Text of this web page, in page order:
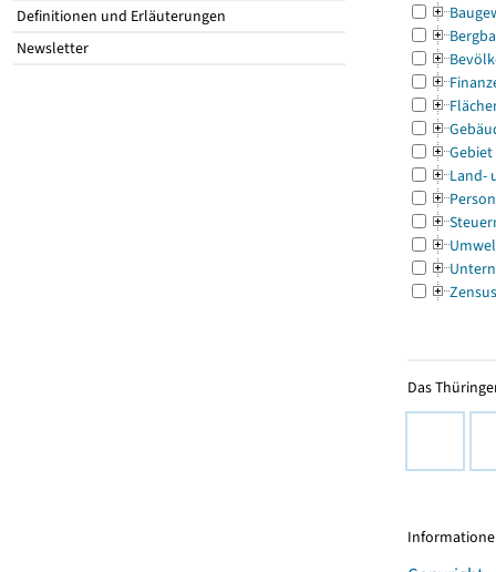
Definitionen und Erläuterungen
Newsletter
Gebiet
Land-
Zensus
Das